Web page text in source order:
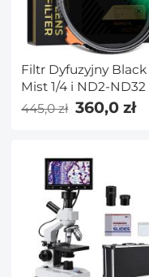
Filtr Dyfuzyjny Black
Mist 1/4 i ND2-ND32
5 Stopni) 49 mm,
Krzyżyka X na
Warstwami
Nanopowłoki - Seria
Nano-X
445,0 zł 360,0 zł